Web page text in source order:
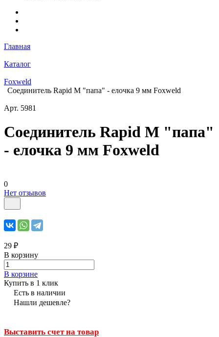
Главная
Каталог
Foxweld
Соединитель Rapid M "папа" - елочка 9 мм Foxweld
Арт. 5981
Соединитель Rapid M "папа"
- елочка 9 мм Foxweld
0
Нет отзывов
29 ₽
В корзину
В корзине
Купить в 1 клик
Есть в наличии
Нашли дешевле?
Выставить счет на товар